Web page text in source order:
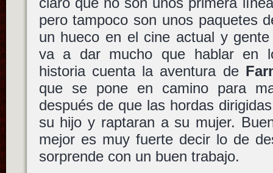
pero tampoco son unos paquetes
un hueco en el cine actual y
va a dar mucho que hablar en
historia cuenta la aventura de
que se pone en camino para
después de que las hordas
su hijo y raptaran a su mujer.
mejor es muy fuerte decir lo de
sorprende con un buen trabajo.